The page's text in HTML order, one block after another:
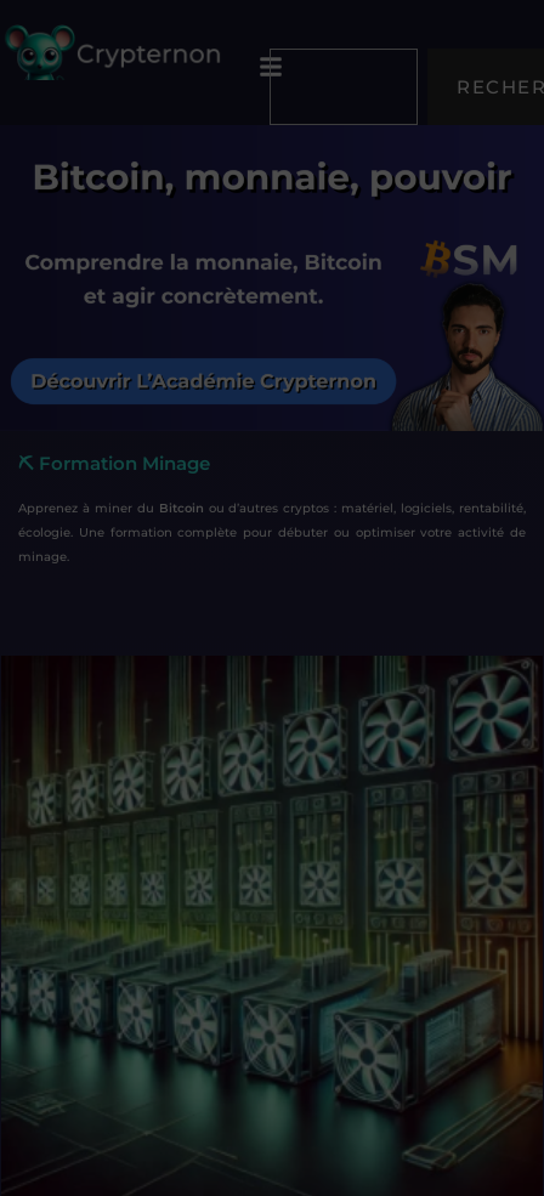
⛏️ Formation Minage
Apprenez à miner du Bitcoin ou d’autres cryptos : matériel, logiciels, rentabilité,
écologie. Une formation complète pour débuter ou optimiser votre activité de
minage.